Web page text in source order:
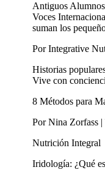
Antiguos Alumnos
Voces
suman los
Por Integrative
Historias
Vive con
8 Métodos para
Por Nina Zorfass
Nutrición Integral
Iridología: ¿Qué